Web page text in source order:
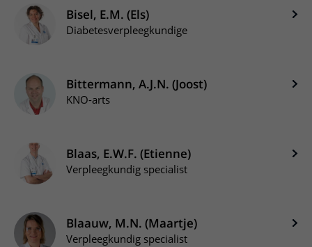
Bisel, E.M. (Els)
Diabetesverpleegkundige
Bittermann, A.J.N. (Joost)
KNO-arts
Blaas, E.W.F. (Etienne)
Verpleegkundig specialist
Blaauw, M.N. (Maartje)
Verpleegkundig specialist